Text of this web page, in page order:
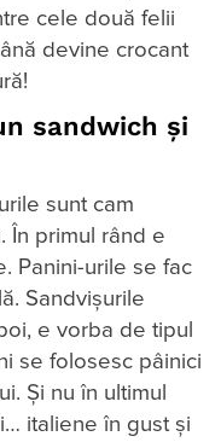
cele două felii
devine crocant
sandwich și
sunt cam
În primul rând e
Panini-urile se fac
Sandvișurile
e vorba de tipul
se folosesc pâinici
Și nu în ultimul
italiene în gust și